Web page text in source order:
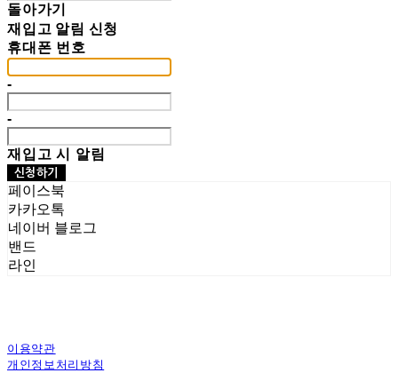
돌아가기
재입고 알림 신청
휴대폰 번호
-
-
재입고 시 알림
신청하기
페이스북
카카오톡
네이버 블로그
밴드
라인
이용약관
개인정보처리방침